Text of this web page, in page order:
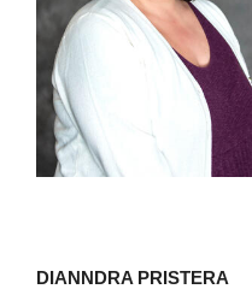
DIANNDRA PRISTERA